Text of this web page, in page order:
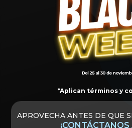
*Aplican términos y
APROVECHA ANTES DE QUE
¡CONTÁCTANOS